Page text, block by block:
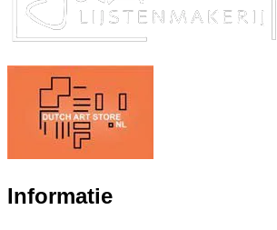
Informatie